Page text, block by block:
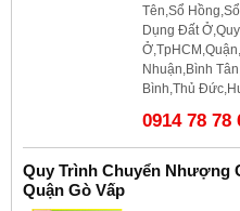
Tên,Sổ
Dụng Đất
Nhuận,Bình
Bình,Thủ
0914 78
Quy Trình Chuyển Nhượng
Quận Gò Vấp